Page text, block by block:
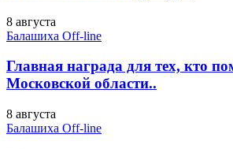
8 августа
Балашиха Off-line
Главная награда для тех, кто
Московской области..
8 августа
Балашиха Off-line